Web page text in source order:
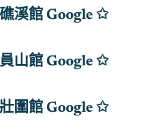
溪館 Google ✩
山館 Google ✩
圍館 Google ✩